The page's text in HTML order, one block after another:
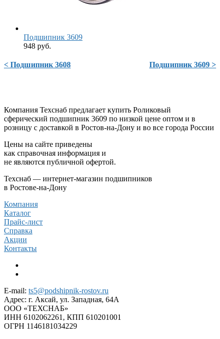
Подшипник 3609
948 руб.
< Подшипник 3608 Подшипник 3609 >
Компания Техснаб предлагает купить Роликовый
сферический подшипник 3609 по низкой цене оптом и в
розницу с доставкой в Ростов-на-Дону и во все города России
Цены на сайте приведены
как справочная информация и
не являются публичной офертой.
Техснаб — интернет-магазин подшипников
в Ростове-на-Дону
Компания
Каталог
Прайс-лист
Справка
Акции
Контакты
E-mail: ts5@podshipnik-rostov.ru
Адрес: г. Аксай, ул. Западная, 64А
ООО «ТЕХСНАБ»
ИНН 6102062261, КПП 610201001
ОГРН 1146181034229